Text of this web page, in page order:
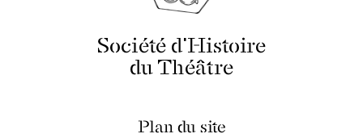
Société d'Histoire
du Théâtre
Plan du site